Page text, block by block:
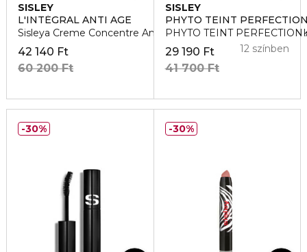
SISLEY
L'INTÉGRAL ANTI AGE
Sisleya Creme Concentre Anti-Age Mains SPF 30 Kezapolo
42 140 Ft
60 200 Ft
SISLEY
PHYTO TEINT
PHYTO TEINT PERFECTION
29 190 Ft
41 700 Ft
12 színben
30% 30%